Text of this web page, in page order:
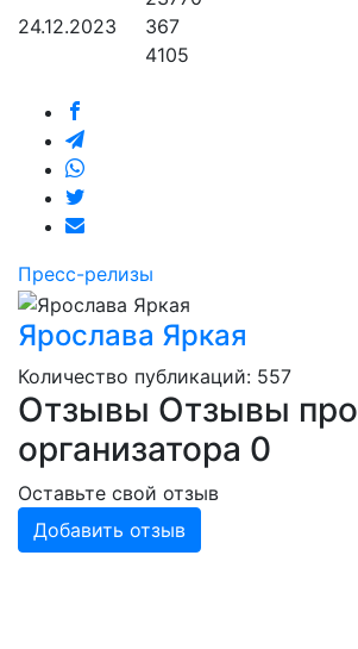
24.12.2023
367
4105
Пресс-релизы
Ярослава Яркая
Количество публикаций: 557
Отзывы Отзывы про
организатора 0
Оставьте свой отзыв
Добавить отзыв